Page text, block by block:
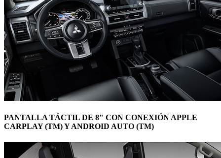
PANTALLA TÁCTIL DE 8" CON CONEXIÓN APPLE
CARPLAY (TM) Y ANDROID AUTO (TM)